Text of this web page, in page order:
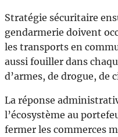
Stratégie sécuritaire
gendarmerie doivent
les transports en
aussi fouiller dans
d’armes, de drogue, de
La réponse
l’écosystème au
fermer les commerces